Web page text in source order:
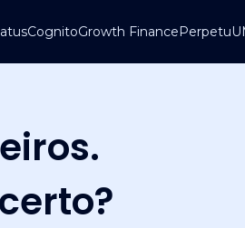
CognitoGrowth Finance